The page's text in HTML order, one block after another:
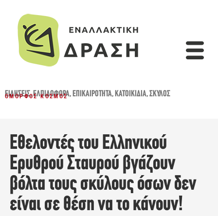
ΕΙΔΉΣΕΙΣ,ΕΛΠΙΔΟΦΌΡΑ,ΕΠΙΚΑΙΡΌΤΗΤΑ,ΚΑΤΟΙΚΊΔΙΑ,ΣΚΎΛΟΣ
ΌΜΟΡΦΟΣ ΚΌΣΜΟΣ
Εθελοντές του Ελληνικού
Ερυθρού Σταυρού βγάζουν
βόλτα τους σκύλους όσων δεν
είναι σε θέση να το κάνουν!